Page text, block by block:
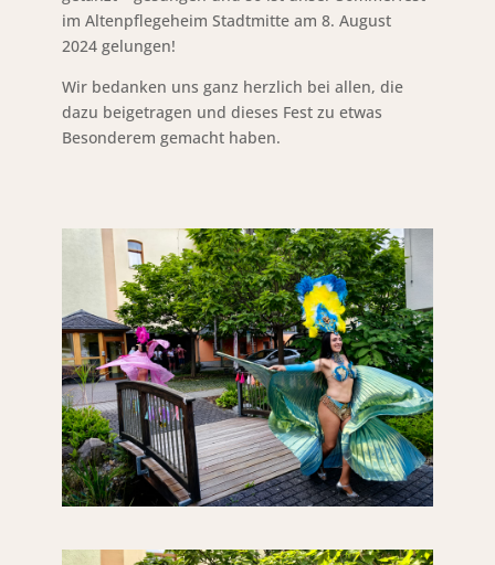
im Altenpflegeheim Stadtmitte am 8. August
2024 gelungen!
Wir bedanken uns ganz herzlich bei allen, die
dazu beigetragen und dieses Fest zu etwas
Besonderem gemacht haben.